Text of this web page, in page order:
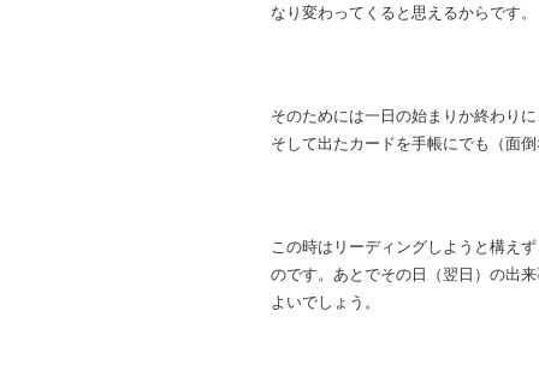
なり変わってくると思えるからです。
そのためには一日の始まりか終わり
そして出たカードを手帳にでも（面
この時はリーディングしようと構え
のです。あとでその日（翌日）の出
よいでしょう。